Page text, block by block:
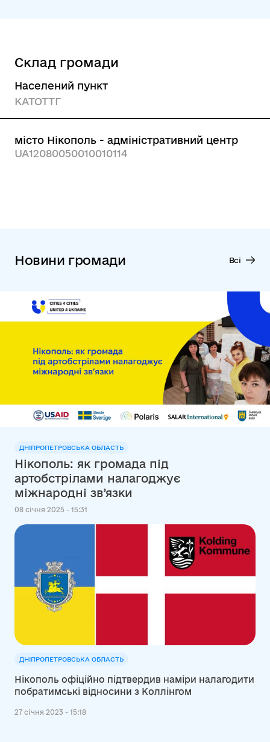
Склад громади
Населений пункт
КАТОТТГ
місто Нікополь - адміністративний центр
UA12080050010010114
Новини громади Всі
ДНІПРОПЕТРОВСЬКА ОБЛАСТЬ
Нікополь: як громада під
артобстрілами налагоджує
міжнародні зв’язки
08 січня 2025 - 15:31
ДНІПРОПЕТРОВСЬКА ОБЛАСТЬ
Нікополь офіційно підтвердив наміри налагодити
побратимські відносини з Коллінгом
27 січня 2023 - 15:18